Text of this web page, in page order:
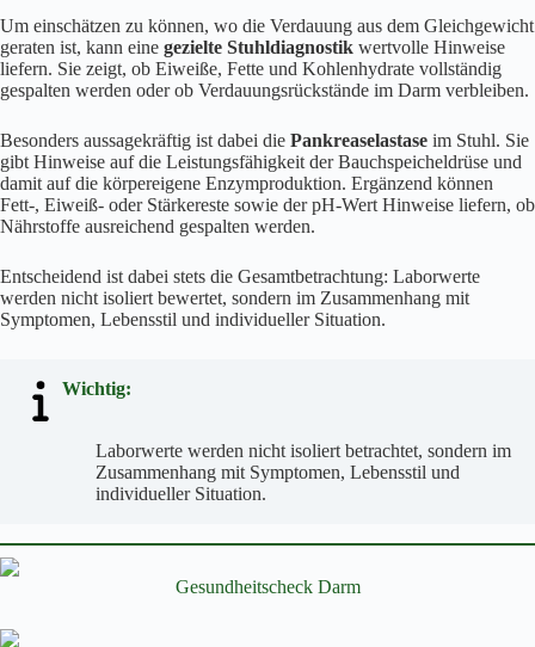
Um einschätzen zu können, wo die Verdauung aus dem Gleichgewicht
geraten ist, kann eine gezielte Stuhldiagnostik wertvolle Hinweise
liefern. Sie zeigt, ob Eiweiße, Fette und Kohlenhydrate vollständig
gespalten werden oder ob Verdauungsrückstände im Darm verbleiben.
Besonders aussagekräftig ist dabei die Pankreaselastase im Stuhl. Sie
gibt Hinweise auf die Leistungsfähigkeit der Bauchspeicheldrüse und
damit auf die körpereigene Enzymproduktion. Ergänzend können
Fett-, Eiweiß- oder Stärkereste sowie der pH-Wert Hinweise liefern, ob
Nährstoffe ausreichend gespalten werden.
Entscheidend ist dabei stets die Gesamtbetrachtung: Laborwerte
werden nicht isoliert bewertet, sondern im Zusammenhang mit
Symptomen, Lebensstil und individueller Situation.
Wichtig:
Laborwerte werden nicht isoliert betrachtet, sondern im
Zusammenhang mit Symptomen, Lebensstil und
individueller Situation.
Gesundheitscheck Darm